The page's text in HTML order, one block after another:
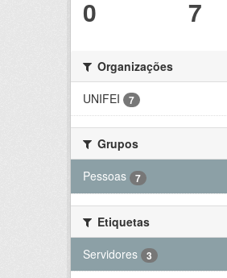
0 7
Organizações
UNIFEI
7
Grupos
Pessoas
7
Etiquetas
Servidores
3